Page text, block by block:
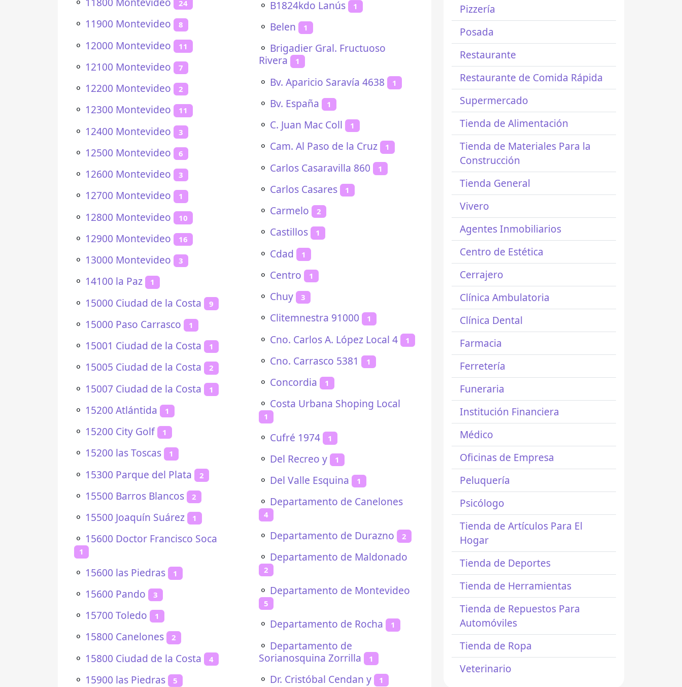
24
⚬ 11900 Montevideo 8
⚬ 12000 Montevideo 11
⚬ 12100 Montevideo 7
⚬ 12200 Montevideo 2
⚬ 12300 Montevideo 11
⚬ 12400 Montevideo 3
⚬ 12500 Montevideo 6
⚬ 12600 Montevideo 3
⚬ 12700 Montevideo 1
⚬ 12800 Montevideo 10
⚬ 12900 Montevideo 16
⚬ 13000 Montevideo 3
⚬ 14100 la Paz 1
⚬ 15000 Ciudad de la Costa 9
⚬ 15000 Paso Carrasco 1
⚬ 15001 Ciudad de la Costa 1
⚬ 15005 Ciudad de la Costa 2
⚬ 15007 Ciudad de la Costa 1
⚬ 15200 Atlántida 1
⚬ 15200 City Golf 1
⚬ 15200 las Toscas 1
⚬ 15300 Parque del Plata 2
⚬ 15500 Barros Blancos 2
⚬ 15500 Joaquín Suárez 1
⚬ 15600 Doctor Francisco Soca
1
⚬ 15600 las Piedras 1
⚬ 15600 Pando 3
⚬ 15700 Toledo 1
⚬ 15800 Canelones 2
⚬ 15800 Ciudad de la Costa 4
⚬ 15900 las Piedras 5
⚬ B1824kdo Lanús 1
⚬ Belen 1
⚬ Brigadier Gral. Fructuoso
Rivera
1
⚬ Bv. Aparicio Saravía 4638 1
⚬ Bv. España 1
⚬ C. Juan Mac Coll 1
⚬ Cam. Al Paso de la Cruz 1
⚬ Carlos Casaravilla 860 1
⚬ Carlos Casares 1
⚬ Carmelo 2
⚬ Castillos 1
⚬ Cdad 1
⚬ Centro 1
⚬ Chuy 3
⚬ Clitemnestra 91000 1
⚬ Cno. Carlos A. López Local 4 1
⚬ Cno. Carrasco 5381 1
⚬ Concordia 1
⚬ Costa Urbana Shoping Local
1
⚬ Cufré 1974 1
⚬ Del Recreo y 1
⚬ Del Valle Esquina 1
⚬ Departamento de Canelones
4
⚬ Departamento de Durazno 2
⚬ Departamento de Maldonado
2
⚬ Departamento de Montevideo
5
⚬ Departamento de Rocha 1
⚬ Departamento de
Sorianosquina Zorrilla
1
⚬ Dr. Cristóbal Cendan y 1
Pizzería
Posada
Restaurante
Restaurante de Comida Rápida
Supermercado
Tienda de Alimentación
Tienda de Materiales Para la
Construcción
Tienda General
Vivero
Agentes Inmobiliarios
Centro de Estética
Cerrajero
Clínica Ambulatoria
Clínica Dental
Farmacia
Ferretería
Funeraria
Institución Financiera
Médico
Oficinas de Empresa
Peluquería
Psicólogo
Tienda de Artículos Para El
Hogar
Tienda de Deportes
Tienda de Herramientas
Tienda de Repuestos Para
Automóviles
Tienda de Ropa
Veterinario